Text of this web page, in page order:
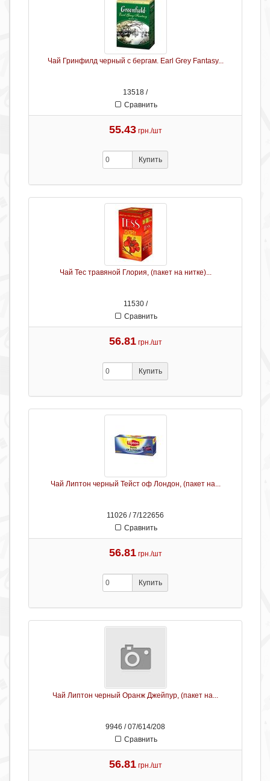
Чай Гринфилд черный с бергам. Earl Grey Fantasy...
13518 /
Сравнить
55.43 грн./шт
Купить
Чай Тес травяной Глория, (пакет на нитке)...
11530 /
Сравнить
56.81 грн./шт
Купить
Чай Липтон черный Тейст оф Лондон, (пакет на...
11026 / 7/122656
Сравнить
56.81 грн./шт
Купить
Чай Липтон черный Оранж Джейпур, (пакет на...
9946 / 07/614/208
Сравнить
56.81 грн./шт